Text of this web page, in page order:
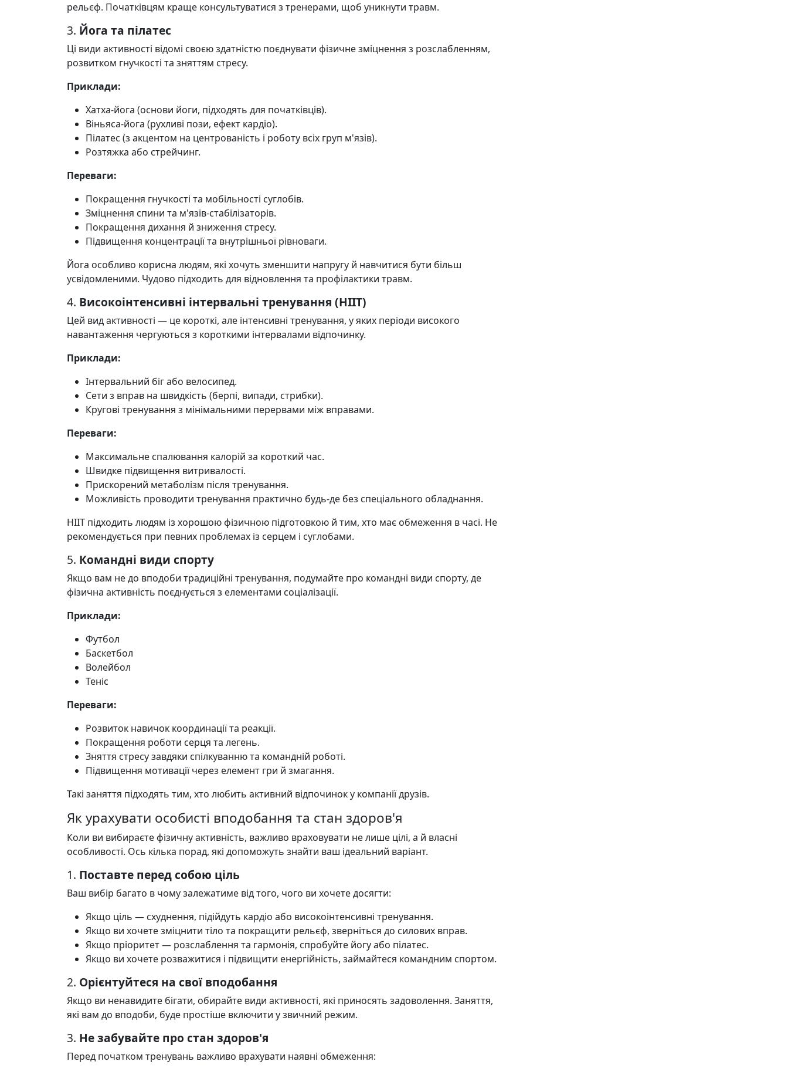
рельєф. Початківцям краще консультуватися з тренерами, щоб уникнути травм.
3. Йога та пілатес
Ці види активності відомі своєю здатністю поєднувати фізичне зміцнення з розслабленням,
розвитком гнучкості та зняттям стресу.
Приклади:
Хатха-йога (основи йоги, підходять для початківців).
Віньяса-йога (рухливі пози, ефект кардіо).
Пілатес (з акцентом на центрованість і роботу всіх груп м'язів).
Розтяжка або стрейчинг.
Переваги:
Покращення гнучкості та мобільності суглобів.
Зміцнення спини та м'язів-стабілізаторів.
Покращення дихання й зниження стресу.
Підвищення концентрації та внутрішньої рівноваги.
Йога особливо корисна людям, які хочуть зменшити напругу й навчитися бути більш
усвідомленими. Чудово підходить для відновлення та профілактики травм.
4. Високоінтенсивні інтервальні тренування (HIIT)
Цей вид активності — це короткі, але інтенсивні тренування, у яких періоди високого
навантаження чергуються з короткими інтервалами відпочинку.
Приклади:
Інтервальний біг або велосипед.
Сети з вправ на швидкість (берпі, випади, стрибки).
Кругові тренування з мінімальними перервами між вправами.
Переваги:
Максимальне спалювання калорій за короткий час.
Швидке підвищення витривалості.
Прискорений метаболізм після тренування.
Можливість проводити тренування практично будь-де без спеціального обладнання.
HIIT підходить людям із хорошою фізичною підготовкою й тим, хто має обмеження в часі. Не
рекомендується при певних проблемах із серцем і суглобами.
5. Командні види спорту
Якщо вам не до вподоби традиційні тренування, подумайте про командні види спорту, де
фізична активність поєднується з елементами соціалізації.
Приклади:
Футбол
Баскетбол
Волейбол
Теніс
Переваги:
Розвиток навичок координації та реакції.
Покращення роботи серця та легень.
Зняття стресу завдяки спілкуванню та командній роботі.
Підвищення мотивації через елемент гри й змагання.
Такі заняття підходять тим, хто любить активний відпочинок у компанії друзів.
Як урахувати особисті вподобання та стан здоров'я
Коли ви вибираєте фізичну активність, важливо враховувати не лише цілі, а й власні
особливості. Ось кілька порад, які допоможуть знайти ваш ідеальний варіант.
1. Поставте перед собою ціль
Ваш вибір багато в чому залежатиме від того, чого ви хочете досягти:
Якщо ціль — схуднення, підійдуть кардіо або високоінтенсивні тренування.
Якщо ви хочете зміцнити тіло та покращити рельєф, зверніться до силових вправ.
Якщо пріоритет — розслаблення та гармонія, спробуйте йогу або пілатес.
Якщо ви хочете розважитися і підвищити енергійність, займайтеся командним спортом.
2. Орієнтуйтеся на свої вподобання
Якщо ви ненавидите бігати, обирайте види активності, які приносять задоволення. Заняття,
які вам до вподоби, буде простіше включити у звичний режим.
3. Не забувайте про стан здоров'я
Перед початком тренувань важливо врахувати наявні обмеження: